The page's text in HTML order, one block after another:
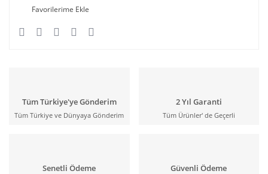
Tüm Türkiye'ye Gönderim
Tüm Türkiye ve Dünyaya Gönderim
2 Yıl Garanti
Tüm Ürünler' de Geçerli
Senetli Ödeme Güvenli Ödeme